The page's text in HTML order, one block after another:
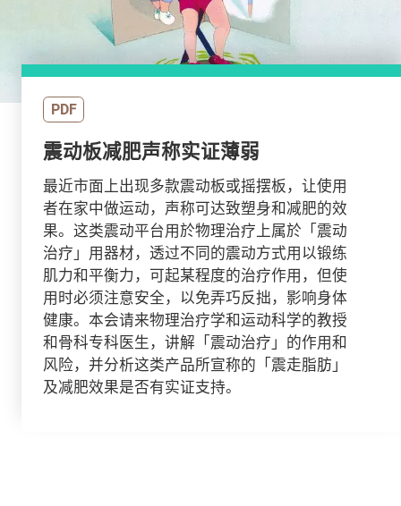
PDF
震动板减肥声称实证薄弱
最近市面上出现多款震动板或摇摆板，让使用
者在家中做运动，声称可达致塑身和减肥的效
果。这类震动平台用於物理治疗上属於「震动
治疗」用器材，透过不同的震动方式用以锻练
肌力和平衡力，可起某程度的治疗作用，但使
用时必须注意安全，以免弄巧反拙，影响身体
健康。本会请来物理治疗学和运动科学的教授
和骨科专科医生，讲解「震动治疗」的作用和
风险，并分析这类产品所宣称的「震走脂肪」
及减肥效果是否有实证支持。